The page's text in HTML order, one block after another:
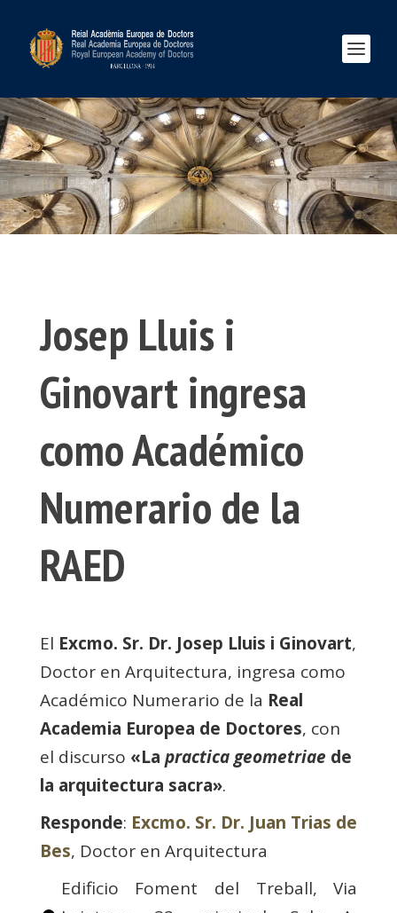
Josep Lluis i
Ginovart ingresa
como Académico
Numerario de la
RAED
El Excmo. Sr. Dr. Josep Lluis i Ginovart,
Doctor en Arquitectura, ingresa como
Académico Numerario de la Real
Academia Europea de Doctores, con
el discurso «La practica geometriae de
la arquitectura sacra».
Responde: Excmo. Sr. Dr. Juan Trias de
Bes, Doctor en Arquitectura
Edificio Foment del Treball, Via